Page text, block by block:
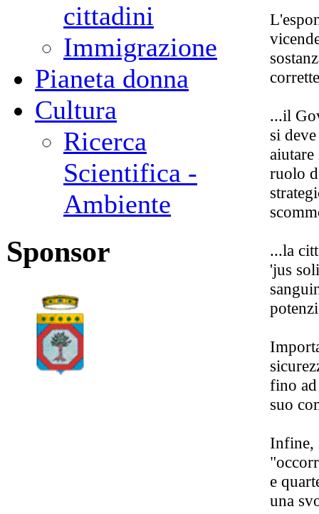
cittadini
Immigrazione
Pianeta donna
Cultura
Ricerca
Scientifica -
Ambiente
Sponsor
...il
si
ruolo
...la
'jus
fino ad
suo
Infine,
e
una